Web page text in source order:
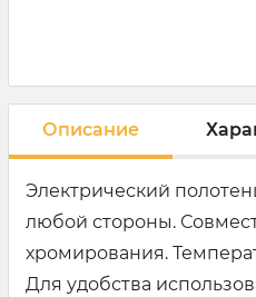
Описание
Электрический
любой стороны.
хромирования.
Для удобства